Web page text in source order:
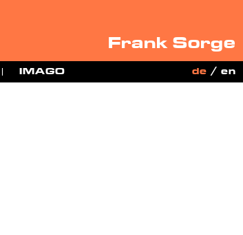
Frank Sorge
IMAGO de / en